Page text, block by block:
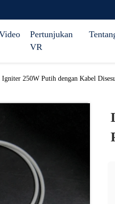
Pertunjukan
VR
250W Putih dengan Kabel